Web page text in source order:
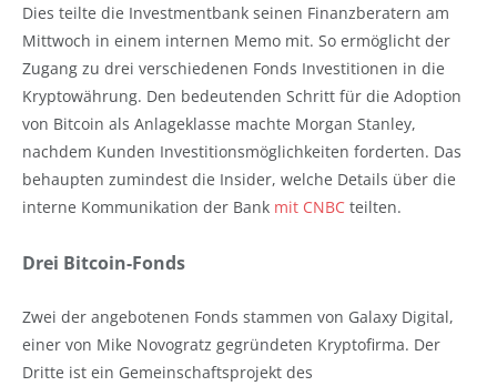
Dies teilte die Investmentbank seinen Finanzberatern am
Mittwoch in einem internen Memo mit. So ermöglicht der
Zugang zu drei verschiedenen Fonds Investitionen in die
Kryptowährung. Den bedeutenden Schritt für die Adoption
von Bitcoin als Anlageklasse machte Morgan Stanley,
nachdem Kunden Investitionsmöglichkeiten forderten. Das
behaupten zumindest die Insider, welche Details über die
interne Kommunikation der Bank mit CNBC teilten.
Drei Bitcoin-Fonds
Zwei der angebotenen Fonds stammen von Galaxy Digital,
einer von Mike Novogratz gegründeten Kryptofirma. Der
Dritte ist ein Gemeinschaftsprojekt des